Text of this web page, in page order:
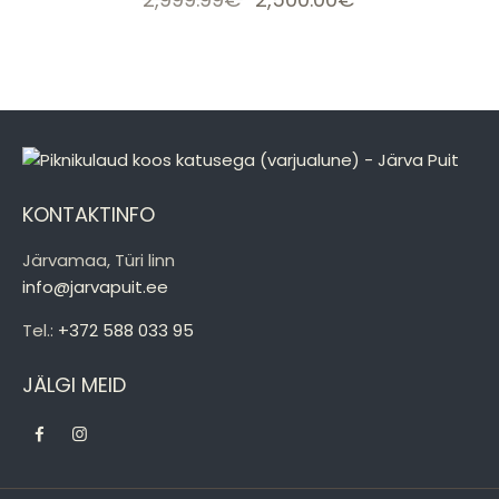
hind
KONTAKTINFO
Järvamaa, Türi linn
info@jarvapuit.ee
Tel.: +372 588 033 95
JÄLGI MEID
facebookinstagramm